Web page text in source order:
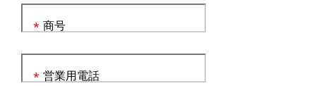
商号
*
営業用電話
*